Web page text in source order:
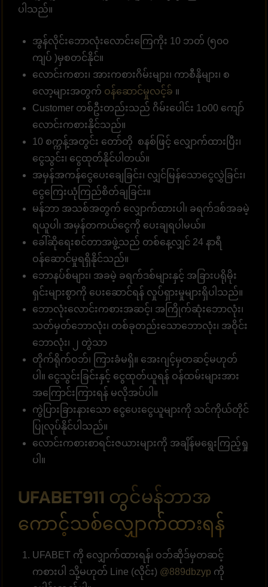
ပါသည်။
အွန်လိုင်းဘောလုံးလောင်းကြေကိုး 10 ဘတ် (၅၀၀
ကျပ် )မှစတင်နိုင်။
လောင်းကစား၊ အားကစားဂိမ်းများ၊ ကာစီနိုများ၊ စ
လော့များအတွက် ဝန်ဆောင်မှုလင့်ခ် ။
Customer တစ်ဦးတည်းသည် ဂိမ်းပေါင်း 1၀00 ကျော်
လောင်းကစားနိုင်သည်။
10 စက္ကန့်အတွင်း တော်တို စနစ်ဖြင့် လျှောက်ထားပြီး၊
ငွေသွင်း၊ ငွေထုတ်နိုင်ပါတယ်။
အမှန်အကန်ငွေပေးချေခြင်း၊ လျှင်မြန်သောငွေလွှဲခြင်း၊
ငွေကြေးယုံကြည်စိတ်ချခြင်း။
မန်ဘာ အသစ်အတွက် လျှောက်ထားပါ၊ ခရက်ဒစ်အခမဲ့
ရယူပါ၊ အမှန်တကယ်ငွေကို ပေးချရပါမယ်။
ခေါ်ဆိုရေးစင်တာအဖွဲ့သည် တစ်နေ့လျှင် 24 နာရီ
ဝန်ဆောင်မှုရရှိနိုင်သည်။
ဘောနပ်စ်များ၊ အခမဲ့ ခရက်ဒစ်များနှင့် အခြားပရိုမိုး
ရှင်းများစွာကို ပေးဆောင်ရန် လှုပ်ရှားမှုများရှိပါသည်။
ဘောလုံးလောင်းကစားအဆင့်၊ အကြိုက်ဆုံးဘောလုံး၊
သတ်မှတ်ဘောလုံး၊ တစ်ခုတည်းသောဘောလုံး၊ အဝိုင်း
ဘောလုံး၊ ၂ တွဲသာ
တိုက်ရိုက်ဝဘ်၊ ကြားခံမရှိ။ အေးဂျင့်မှတဆင့်မဟုတ်
ပါ။ ငွေသွင်းခြင်းနှင့် ငွေထုတ်ယူရန် ဝန်ထမ်းများအား
အကြောင်းကြားရန် မလိုအပ်ပါ။
ကွဲပြားခြားနားသော ငွေပေးငွေယူများကို သင်ကိုယ်တိုင်
ပြုလုပ်နိုင်ပါသည်။
လောင်းကစားစာရင်းဇယားများကို အချိန်မရွေးကြည့်ရှု
ပါ။
UFABET911 တွင်မန်ဘာအ
ကောင့်သစ်လျှောက်ထားရန်
UFABET ကို လျှောက်ထားရန်၊ ဝဘ်ဆိုဒ်မှတဆင့်
ကစားပါ သို့မဟုတ် Line (လိုင်း) @889dbzyp ကို